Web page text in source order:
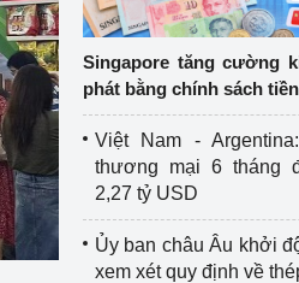
dưỡng
an toàn
trường
Singapore tăng cường
phát bằng chính sách
Việt Nam -
thương mại 6 tháng
2,27 tỷ USD
Ủy ban châu Âu khởi
xem xét quy định về